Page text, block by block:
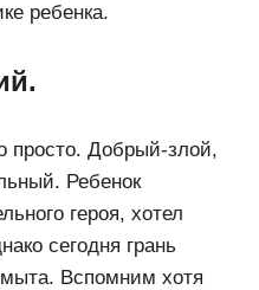
ребенка.
просто. Добрый-злой,
Ребенок
героя, хотел
сегодня грань
Вспомним хотя